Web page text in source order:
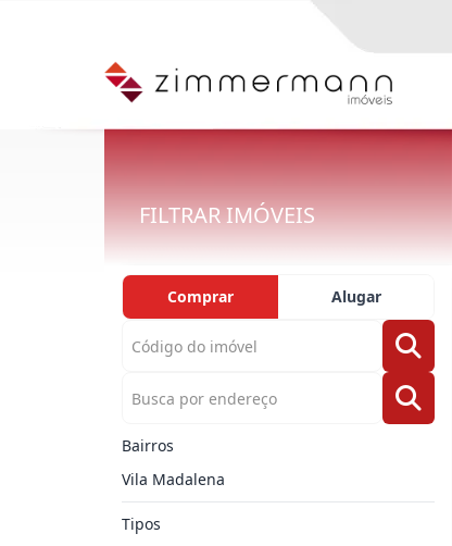
FILTRAR IMÓVEIS
Comprar Alugar
Bairros
Vila Madalena
Tipos